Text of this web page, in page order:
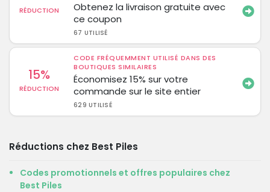
RÉDUCTION
Obtenez la livraison gratuite avec
ce coupon
67 UTILISÉ
15%
RÉDUCTION
CODE FRÉQUEMMENT UTILISÉ DANS DES
BOUTIQUES SIMILAIRES
Économisez 15% sur votre
commande sur le site entier
629 UTILISÉ
Réductions chez Best Piles
Codes promotionnels et offres populaires chez
Best Piles